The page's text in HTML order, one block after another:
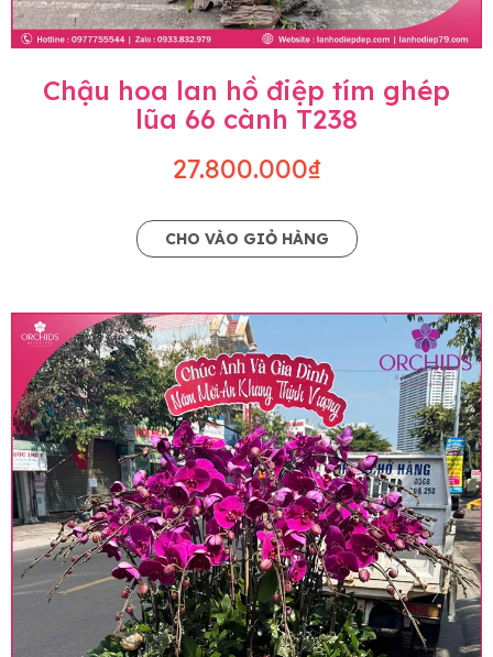
Chậu hoa lan hồ điệp tím ghép
lũa 66 cành T238
27.800.000₫
CHO VÀO GIỎ HÀNG